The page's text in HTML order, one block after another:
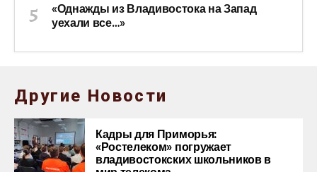
«Однажды из Владивостока на Запад
уехали все…»
Другие Новости
Кадры для Приморья:
«Ростелеком» погружает
владивостокских школьников в